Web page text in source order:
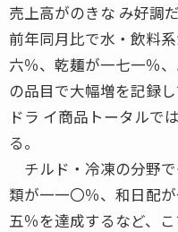
売上高がのきな み好調だ
前年同月比で水・飲料
六％、乾麺が一七一％
の品目で大幅増を記録し
ドラ イ商品トータルで
る。
チルド・冷凍の分野
類が一一〇％、和日配
五％を達成するなど、こ